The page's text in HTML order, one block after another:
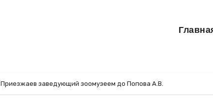
Приезжаев заведующий зоомузеем до Попова А.В.